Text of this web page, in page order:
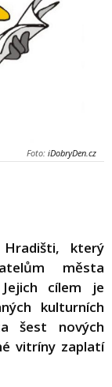
Foto: iDobryDen.cz
který
města
cílem je
kulturních
šest nových
vitríny zaplatí